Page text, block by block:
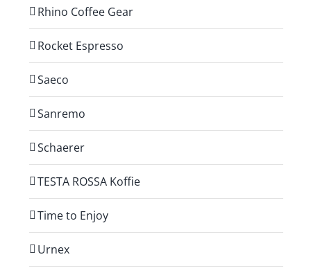
Rhino Coffee Gear
Rocket Espresso
Saeco
Sanremo
Schaerer
TESTA ROSSA Koffie
Time to Enjoy
Urnex